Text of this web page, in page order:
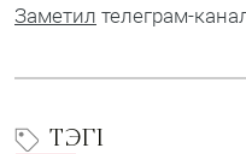
Заметил телеграм-
ТЭГІ